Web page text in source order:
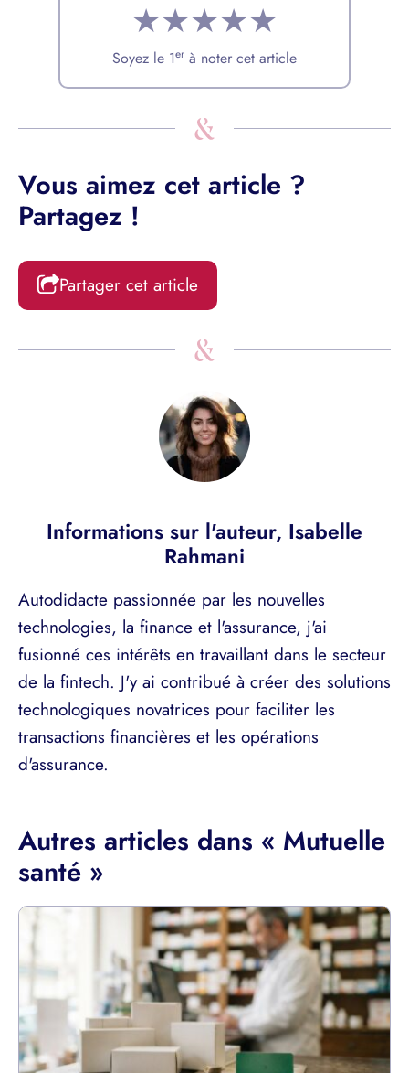
★★★★★
Soyez le 1er à noter cet article
Vous aimez cet article ?
Partagez !
Partager cet article
Informations sur l'auteur, Isabelle
Rahmani
Autodidacte passionnée par les nouvelles
technologies, la finance et l'assurance, j'ai
fusionné ces intérêts en travaillant dans le secteur
de la fintech. J'y ai contribué à créer des solutions
technologiques novatrices pour faciliter les
transactions financières et les opérations
d'assurance.
Autres articles dans « Mutuelle
santé »